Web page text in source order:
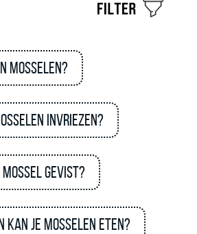
mosselen?
invriezen?
gevist?
kan je mosselen eten?